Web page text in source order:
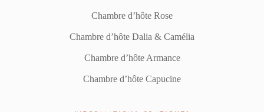
Chambre d’hôte Rose
Chambre d’hôte Dalia & Camélia
Chambre d’hôte Armance
Chambre d’hôte Capucine